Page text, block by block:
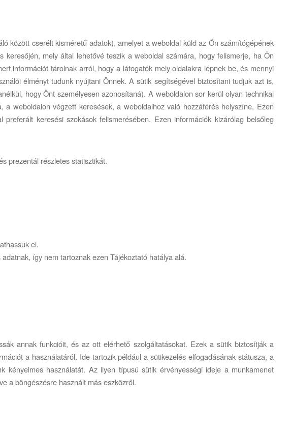
között cserélt kisméretű adatok), amelyet a weboldal küld az Ön számítógépének
mely által lehetővé teszik a weboldal számára, hogy felismerje, ha Ön
információt tárolnak arról, hogy a látogatók mely oldalakra lépnek be, és mennyi
élményt tudunk nyújtani Önnek. A sütik segítségével biztosítani tudjuk azt is,
hogy Önt személyesen azonosítaná). A weboldalon sor kerül olyan technikai
weboldalon végzett keresések, a weboldalhoz való hozzáférés helyszíne, Ezen
keresési szokások felismerésében. Ezen információk kizárólag belsőleg
prezentál részletes statisztikát.
el.
így nem tartoznak ezen Tájékoztató hatálya alá.
annak funkcióit, és az ott elérhető szolgáltatásokat. Ezek a sütik biztosítják a
a használatáról. Ide tartozik például a sütikezelés elfogadásának státusza, a
kényelmes használatát. Az ilyen típusú sütik érvényességi ideje a munkamenet
a böngészésre használt más eszközről.